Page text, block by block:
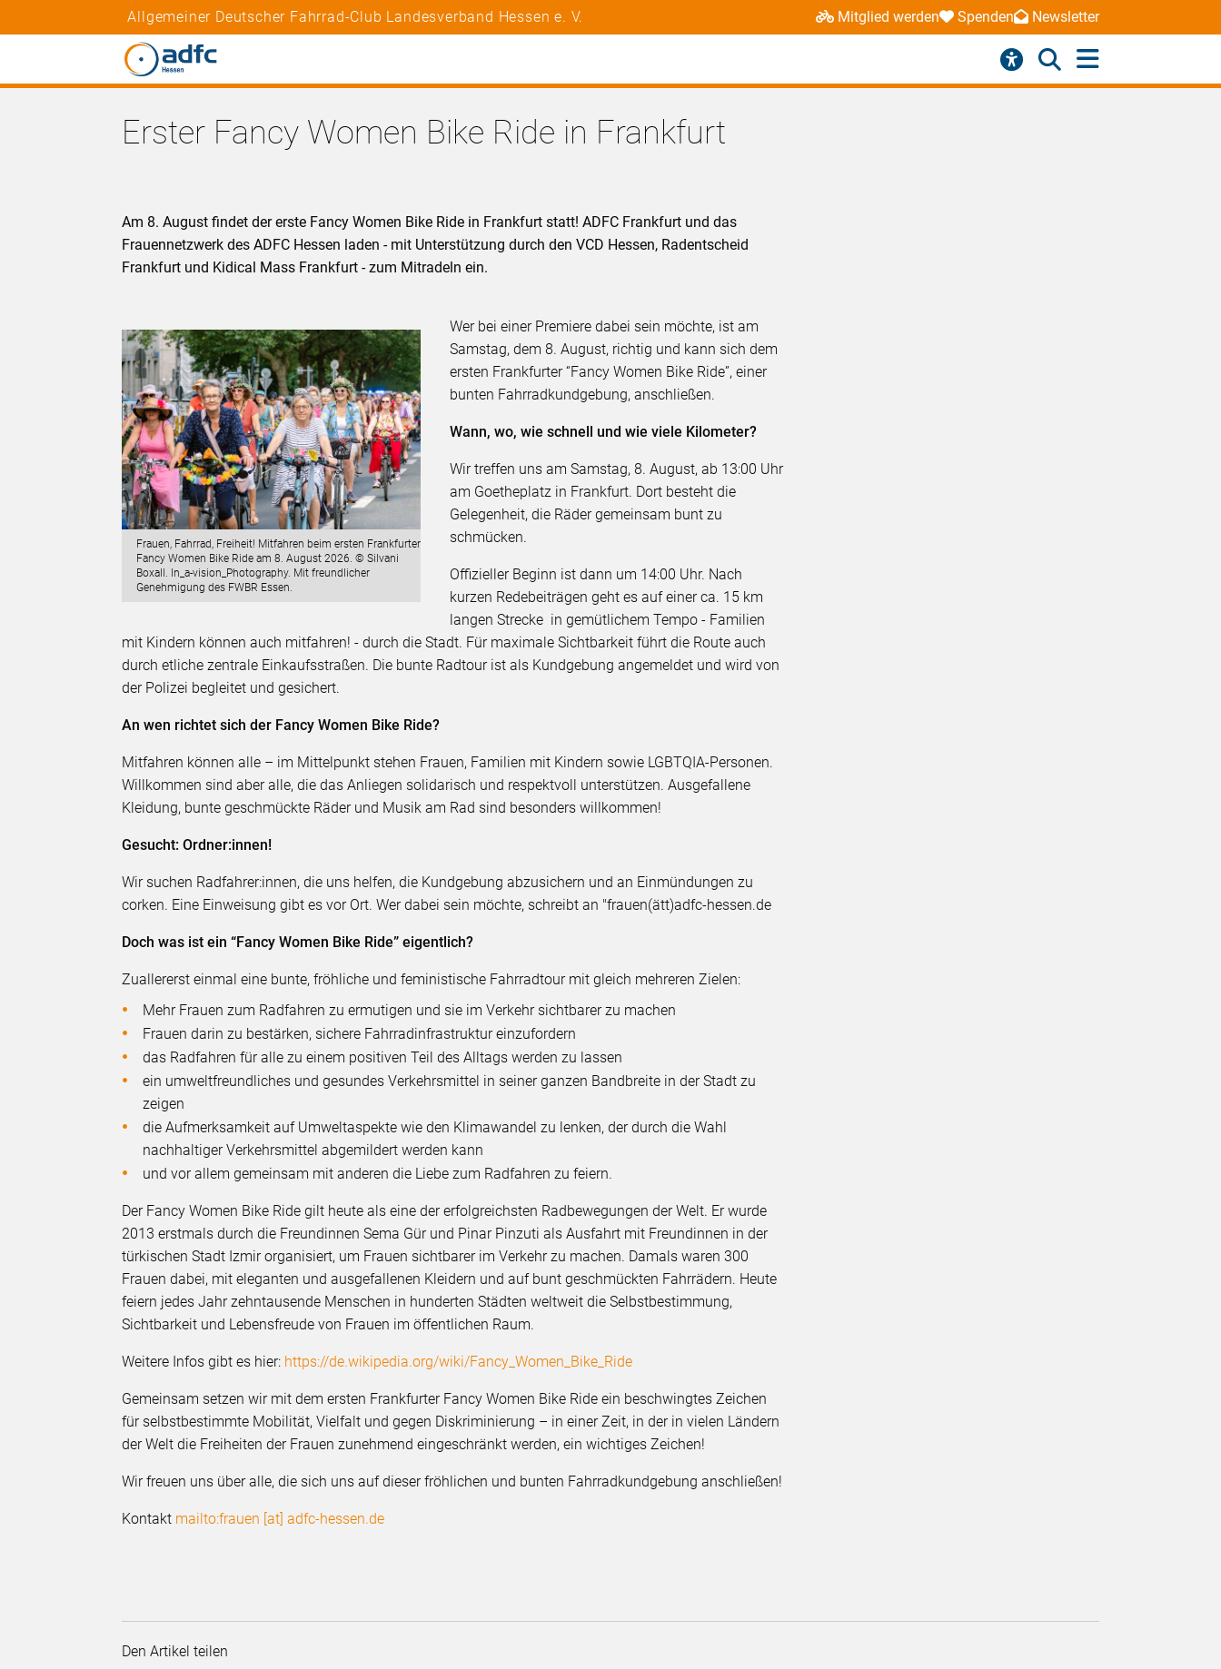
Allgemeiner Deutscher Fahrrad-Club Landesverband Hessen e. V. Mitglied werden Spenden Newsletter
Erster Fancy Women Bike Ride in Frankfurt
Am 8. August findet der erste Fancy Women Bike Ride in Frankfurt statt! ADFC Frankfurt und das
Frauennetzwerk des ADFC Hessen laden - mit Unterstützung durch den VCD Hessen, Radentscheid
Frankfurt und Kidical Mass Frankfurt - zum Mitradeln ein.
Frauen, Fahrrad, Freiheit! Mitfahren beim ersten Frankfurter
Fancy Women Bike Ride am 8. August 2026. © Silvani
Boxall. In_a-vision_Photography. Mit freundlicher
Genehmigung des FWBR Essen.
Wer bei einer Premiere dabei sein möchte, ist am
Samstag, dem 8. August, richtig und kann sich dem
ersten Frankfurter “Fancy Women Bike Ride”, einer
bunten Fahrradkundgebung, anschließen.
Wann, wo, wie schnell und wie viele Kilometer?
Wir treffen uns am Samstag, 8. August, ab 13:00 Uhr
am Goetheplatz in Frankfurt. Dort besteht die
Gelegenheit, die Räder gemeinsam bunt zu
schmücken.
Offizieller Beginn ist dann um 14:00 Uhr. Nach
kurzen Redebeiträgen geht es auf einer ca. 15 km
langen Strecke in gemütlichem Tempo - Familien
mit Kindern können auch mitfahren! - durch die Stadt. Für maximale Sichtbarkeit führt die Route auch
durch etliche zentrale Einkaufsstraßen. Die bunte Radtour ist als Kundgebung angemeldet und wird von
der Polizei begleitet und gesichert.
An wen richtet sich der Fancy Women Bike Ride?
Mitfahren können alle – im Mittelpunkt stehen Frauen, Familien mit Kindern sowie LGBTQIA-Personen.
Willkommen sind aber alle, die das Anliegen solidarisch und respektvoll unterstützen. Ausgefallene
Kleidung, bunte geschmückte Räder und Musik am Rad sind besonders willkommen!
Gesucht: Ordner:innen!
Wir suchen Radfahrer:innen, die uns helfen, die Kundgebung abzusichern und an Einmündungen zu
corken. Eine Einweisung gibt es vor Ort. Wer dabei sein möchte, schreibt an "frauen(ätt)adfc-hessen.de
Doch was ist ein “Fancy Women Bike Ride” eigentlich?
Zuallererst einmal eine bunte, fröhliche und feministische Fahrradtour mit gleich mehreren Zielen:
Mehr Frauen zum Radfahren zu ermutigen und sie im Verkehr sichtbarer zu machen
Frauen darin zu bestärken, sichere Fahrradinfrastruktur einzufordern
das Radfahren für alle zu einem positiven Teil des Alltags werden zu lassen
ein umweltfreundliches und gesundes Verkehrsmittel in seiner ganzen Bandbreite in der Stadt zu
zeigen
die Aufmerksamkeit auf Umweltaspekte wie den Klimawandel zu lenken, der durch die Wahl
nachhaltiger Verkehrsmittel abgemildert werden kann
und vor allem gemeinsam mit anderen die Liebe zum Radfahren zu feiern.
Der Fancy Women Bike Ride gilt heute als eine der erfolgreichsten Radbewegungen der Welt. Er wurde
2013 erstmals durch die Freundinnen Sema Gür und Pinar Pinzuti als Ausfahrt mit Freundinnen in der
türkischen Stadt Izmir organisiert, um Frauen sichtbarer im Verkehr zu machen. Damals waren 300
Frauen dabei, mit eleganten und ausgefallenen Kleidern und auf bunt geschmückten Fahrrädern. Heute
feiern jedes Jahr zehntausende Menschen in hunderten Städten weltweit die Selbstbestimmung,
Sichtbarkeit und Lebensfreude von Frauen im öffentlichen Raum.
Weitere Infos gibt es hier: https://de.wikipedia.org/wiki/Fancy_Women_Bike_Ride
Gemeinsam setzen wir mit dem ersten Frankfurter Fancy Women Bike Ride ein beschwingtes Zeichen
für selbstbestimmte Mobilität, Vielfalt und gegen Diskriminierung – in einer Zeit, in der in vielen Ländern
der Welt die Freiheiten der Frauen zunehmend eingeschränkt werden, ein wichtiges Zeichen!
Wir freuen uns über alle, die sich uns auf dieser fröhlichen und bunten Fahrradkundgebung anschließen!
Kontakt mailto:frauen [at] adfc-hessen.de
Den Artikel teilen